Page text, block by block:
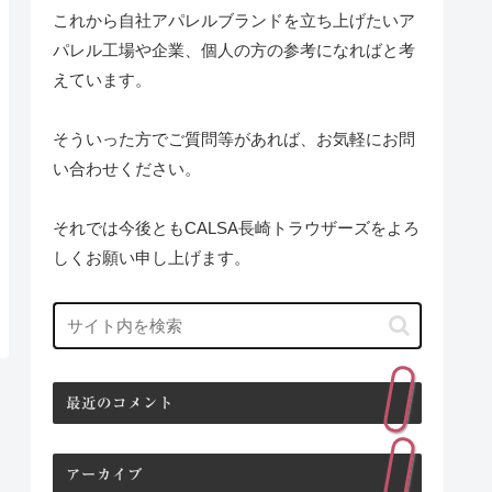
これから自社アパレルブランドを立ち上げたいア
パレル工場や企業、個人の方の参考になればと考
えています。
そういった方でご質問等があれば、お気軽にお問
い合わせください。
それでは今後ともCALSA長崎トラウザーズをよろ
しくお願い申し上げます。
最近のコメント
アーカイブ